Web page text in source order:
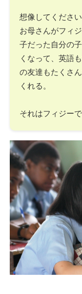
想像してくださ
お母さんがフィ
子だった自分の
くなって、英語
の友達もたくさ
くれる。
それはフィジー